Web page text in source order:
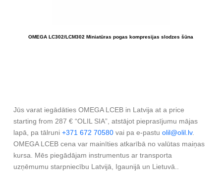
OMEGA LC302/LCM302 Miniatūras pogas kompresijas slodzes šūna
Jūs varat iegādāties OMEGA LCEB in Latvija at a price
starting from 287 € “OLIL SIA”, atstājot pieprasījumu mājas
lapā, pa tālruni +371 672 70580 vai pa e-pastu olil@olil.lv.
OMEGA LCEB cena var mainīties atkarībā no valūtas maiņas
kursa. Mēs piegādājam instrumentus ar transporta
uzņēmumu starpniecību Latvijā, Igaunijā un Lietuvā..